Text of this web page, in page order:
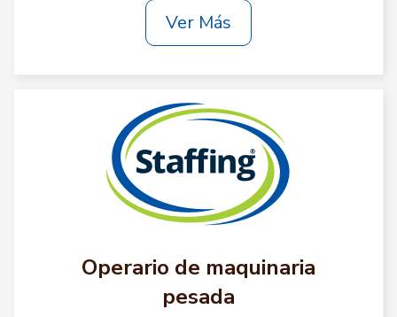
Ver Más
Operario de maquinaria
pesada